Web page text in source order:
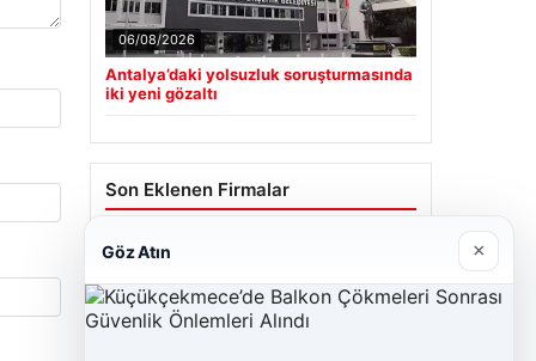
06/08/2026
Antalya’daki yolsuzluk soruşturmasında
iki yeni gözaltı
Son Eklenen Firmalar
Hastaş Beton
Göz Atın ×